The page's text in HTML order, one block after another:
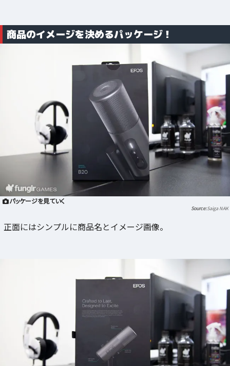
商品のイメージを決めるパッケージ！
パッケージを見ていく
Saiga NAK
正面にはシンプルに商品名とイメージ画像。